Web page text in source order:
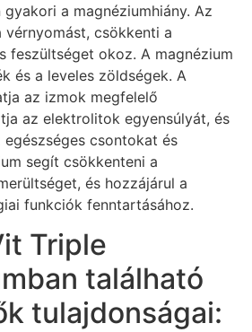
a magnéziumhiány. Az
vérnyomást, csökkenti a
feszültséget okoz. A magnézium
és a leveles zöldségek. A
az izmok megfelelő
az elektrolitok egyensúlyát, és
csontokat és
segít csökkenteni a
és hozzájárul a
funkciók fenntartásához.
Triple
található
tulajdonságai: